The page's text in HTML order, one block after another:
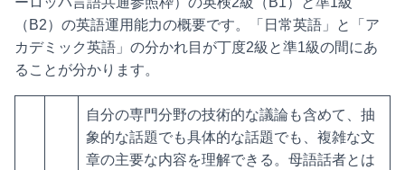
（B2）の英語運用能力の概要です。「日常英語」と「ア
カデミック英語」の分かれ目が丁度2級と準1級の間にあ
ることが分かります。
自分の専門分野の技術的な議論も含めて、抽
象的な話題でも具体的な話題でも、複雑な文
章の主要な内容を理解できる。母語話者とは